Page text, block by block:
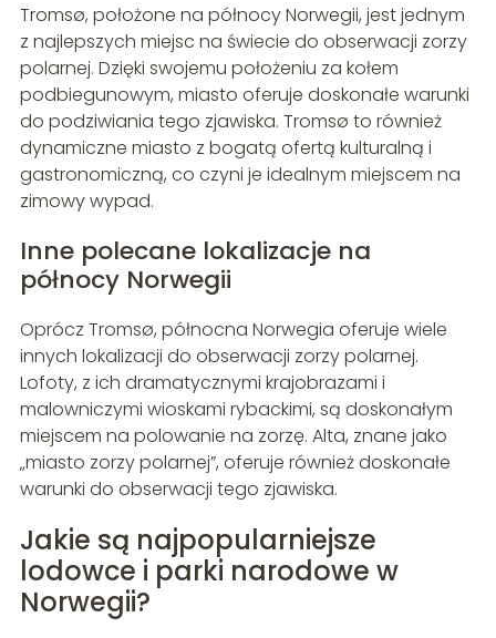
Tromsø, położone na północy Norwegii, jest jednym
z najlepszych miejsc na świecie do obserwacji zorzy
polarnej. Dzięki swojemu położeniu za kołem
podbiegunowym, miasto oferuje doskonałe warunki
do podziwiania tego zjawiska. Tromsø to również
dynamiczne miasto z bogatą ofertą kulturalną i
gastronomiczną, co czyni je idealnym miejscem na
zimowy wypad.
Inne polecane lokalizacje na
północy Norwegii
Oprócz Tromsø, północna Norwegia oferuje wiele
innych lokalizacji do obserwacji zorzy polarnej.
Lofoty, z ich dramatycznymi krajobrazami i
malowniczymi wioskami rybackimi, są doskonałym
miejscem na polowanie na zorzę. Alta, znane jako
„miasto zorzy polarnej”, oferuje również doskonałe
warunki do obserwacji tego zjawiska.
Jakie są najpopularniejsze
lodowce i parki narodowe w
Norwegii?